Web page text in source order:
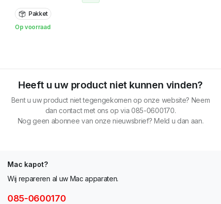
Pakket
Op voorraad
Heeft u uw product niet kunnen vinden?
Bent u uw product niet tegengekomen op onze website? Neem
dan contact met ons op via 085-0600170.
Nog geen abonnee van onze nieuwsbrief? Meld u dan aan.
Mac kapot?
Wij repareren al uw Mac apparaten.
085-0600170